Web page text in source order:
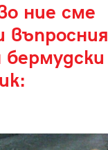
ние сме
въпросния
бермудски